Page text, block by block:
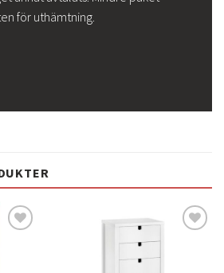
för uthämtning.